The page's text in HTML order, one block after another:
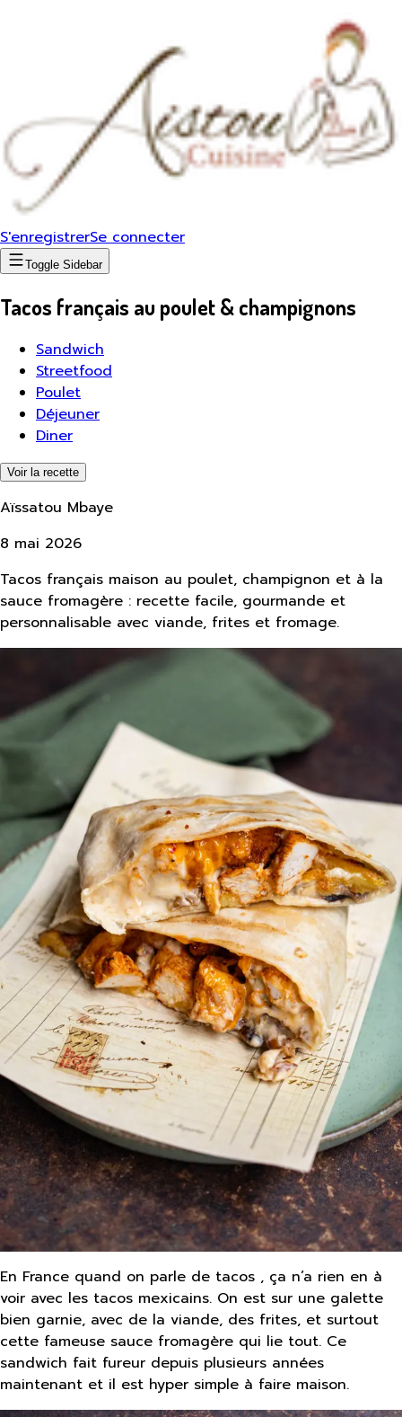
S'enregistrerSe connecter
Toggle Sidebar
Tacos français au poulet & champignons
Sandwich
Streetfood
Poulet
Déjeuner
Diner
Voir la recette
Aïssatou Mbaye
8 mai 2026
Tacos français maison au poulet, champignon et à la
sauce fromagère : recette facile, gourmande et
personnalisable avec viande, frites et fromage.
En France quand on parle de tacos , ça n’a rien en à
voir avec les tacos mexicains. On est sur une galette
bien garnie, avec de la viande, des frites, et surtout
cette fameuse sauce fromagère qui lie tout. Ce
sandwich fait fureur depuis plusieurs années
maintenant et il est hyper simple à faire maison.